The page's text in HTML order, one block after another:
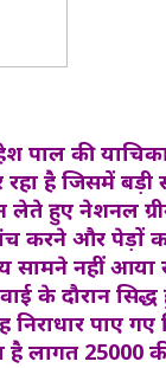
पाल की
रहा है जिसमें
लेते हुए नेशनल
करने और पेड़ों
नहीं आया
के दौरान
पाए
है लागत